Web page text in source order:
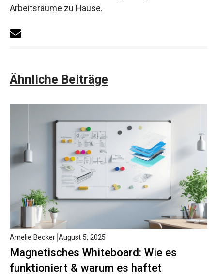
Arbeitsräume zu Hause.
Ähnliche Beiträge
Magnetisches Whiteboard: Wie es
funktioniert & warum es haftet
Amelie Becker August 5, 2025